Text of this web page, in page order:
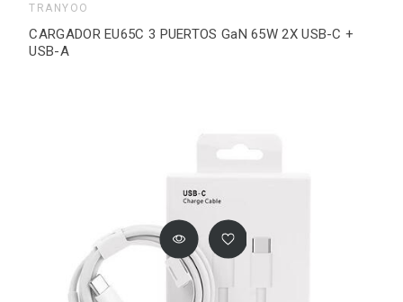
TRANYOO
CARGADOR EU65C 3 PUERTOS GaN 65W 2X USB-C +
USB-A